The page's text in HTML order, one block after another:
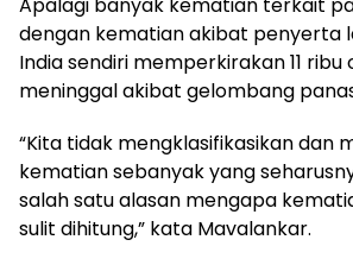
dengan kematian akibat penyerta
India sendiri memperkirakan 11
meninggal akibat gelombang
“Kita tidak mengklasifikasikan dan
kematian sebanyak yang
salah satu alasan mengapa
sulit dihitung,” kata Mavalankar.